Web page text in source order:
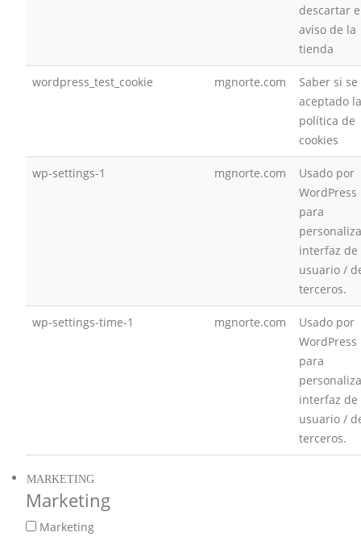
descartar
aviso de la
tienda
wordpress_test_cookie mgnorte.com
Saber si
aceptado la
política de
cookies
wp-settings-1 mgnorte.com
Usado por
WordPress
para
interfaz de
usuario /
terceros.
wp-settings-time-1 mgnorte.com
Usado por
WordPress
para
interfaz de
usuario /
terceros.
MARKETING
Marketing
Marketing